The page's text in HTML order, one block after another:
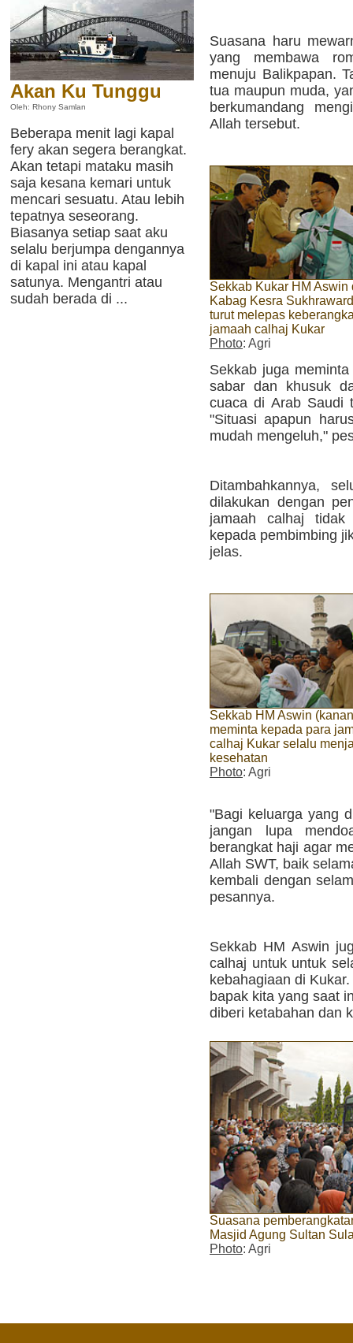
Akan Ku Tunggu
Oleh: Rhony Samlan
Beberapa menit lagi kapal
fery akan segera berangkat.
Akan tetapi mataku masih
saja kesana kemari untuk
mencari sesuatu. Atau lebih
tepatnya seseorang.
Biasanya setiap saat aku
selalu berjumpa dengannya
di kapal ini atau kapal
satunya. Mengantri atau
sudah berada di ...
Suasana haru
yang membawa
menuju Balikpapan.
tua maupun muda,
berkumandang
Allah tersebut.
Sekkab Kukar HM Aswin
Kabag Kesra
turut melepas
jamaah calhaj Kukar
Photo: Agri
Sekkab juga
sabar dan khusuk
cuaca di Arab Saudi
"Situasi apapun
mudah mengeluh,"
Ditambahkannya,
dilakukan dengan
jamaah calhaj
kepada pembimbing
jelas.
Sekkab HM Aswin
meminta kepada para
calhaj Kukar selalu
kesehatan
Photo: Agri
"Bagi keluarga yang
jangan lupa
berangkat haji agar
Allah SWT, baik
kembali dengan
pesannya.
Sekkab HM Aswin
calhaj untuk untuk
kebahagiaan di
bapak kita yang saat
diberi ketabahan dan
Suasana
Masjid Agung Sultan
Photo: Agri